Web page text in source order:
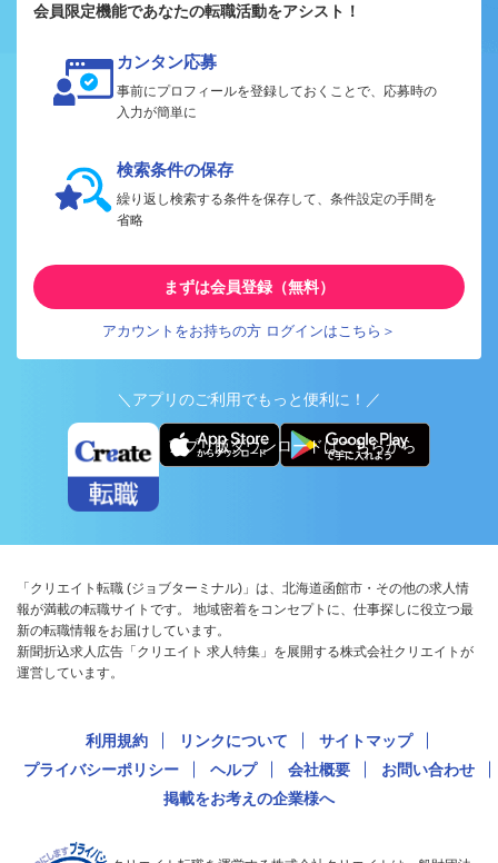
会員限定機能であなたの転職活動をアシスト！
カンタン応募
事前にプロフィールを登録しておくことで、応募時の
入力が簡単に
検索条件の保存
繰り返し検索する条件を保存して、条件設定の手間を
省略
まずは会員登録（無料）
アカウントをお持ちの方 ログインはこちら＞
＼アプリのご利用でもっと便利に！／
アプリ版ダウンロードはこちらから
「クリエイト転職 (ジョブターミナル)」は、北海道函館市・その他の求人情
報が満載の転職サイトです。 地域密着をコンセプトに、仕事探しに役立つ最
新の転職情報をお届けしています。
新聞折込求人広告「クリエイト 求人特集」を展開する株式会社クリエイトが
運営しています。
利用規約 リンクについて
サイトマップ
プライバシーポリシー
ヘルプ 会社概要
お問い合わせ
掲載をお考えの企業様へ